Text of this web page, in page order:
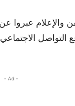
عبروا
الاجتماعي
- Ad -